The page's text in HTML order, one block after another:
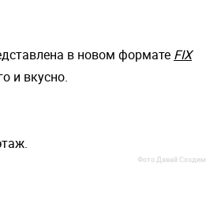
в новом формате FIX
и вкусно.
Фото Давай Сходим